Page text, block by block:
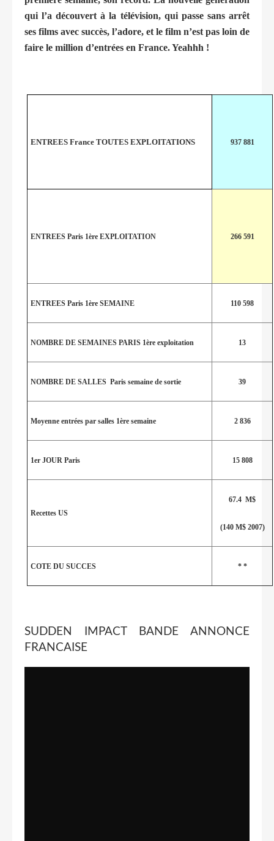
qui l’a découvert à la télévision, qui passe sans arrêt
ses films avec succès, l’adore, et le film n’est pas loin de
faire le million d’entrées en France. Yeahhh !
ENTREES France TOUTES EXPLOITATIONS 937 881
ENTREES Paris 1ère EXPLOITATION 266 591
ENTREES Paris 1ère SEMAINE 110 598
NOMBRE DE SEMAINES PARIS 1ère exploitation 13
NOMBRE DE SALLES Paris semaine de sortie 39
Moyenne entrées par salles 1ère semaine 2 836
1er JOUR Paris 15 808
Recettes US
67.4 M$
(140 M$ 2007)
COTE DU SUCCES * *
SUDDEN IMPACT BANDE ANNONCE
FRANCAISE